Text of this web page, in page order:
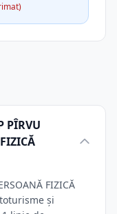
PÎRVU
FIZICĂ
și